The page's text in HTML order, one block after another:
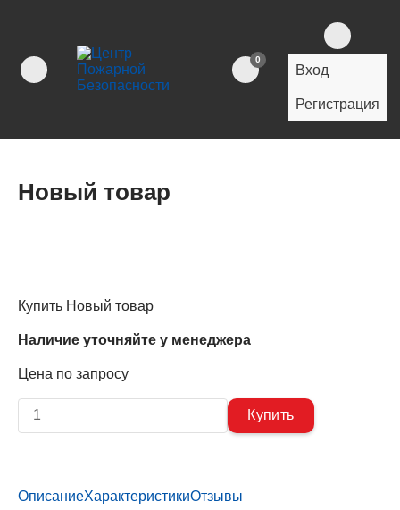
0
Вход
Регистрация
Новый товар
Купить Новый товар
Наличие уточняйте у менеджера
Цена по запросу
ОписаниеХарактеристикиОтзывы